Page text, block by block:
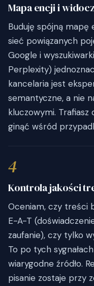
Mapa encji i
Buduję spójną mapę
sieć powiązanych
Google i
Perplexity)
kancelaria jest
semantyczne, a nie
kluczowymi. Trafiasz
ginąć wśród
4
Kontrola jakości
Oceniam, czy treści
E-A-T
zaufanie), czy tylko
To po tych
wiarygodne źródło.
pisanie zostaje przy